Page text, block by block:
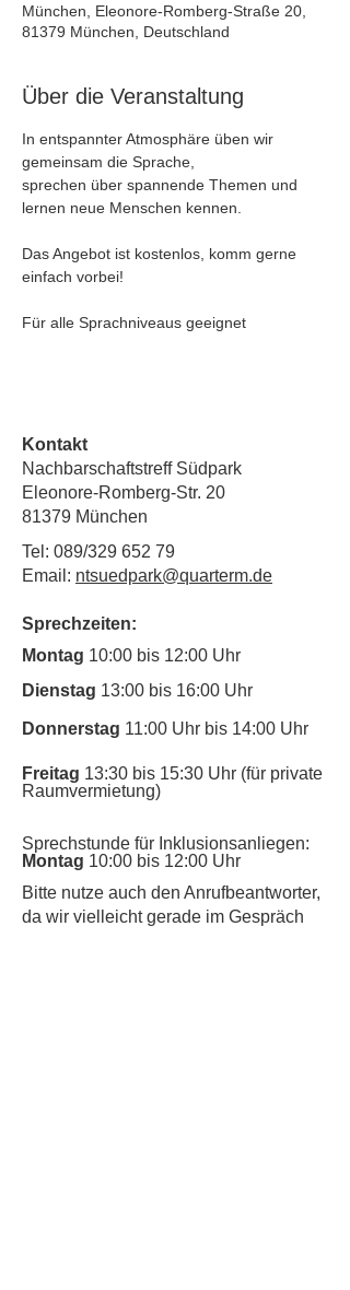
München, Eleonore-Romberg-Straße 20,
81379 München, Deutschland
Über die Veranstaltung
In entspannter Atmosphäre üben wir
gemeinsam die Sprache,
sprechen über spannende Themen und
lernen neue Menschen kennen.
Das Angebot ist kostenlos, komm gerne
einfach vorbei!
Für alle Sprachniveaus geeignet
Kontakt
Nachbarschaftstreff Südpark
Eleonore-Romberg-Str. 20
81379 München
Tel: 089/329 652 79
Email: ntsuedpark@quarterm.de
Sprechzeiten:
Montag 10:00 bis 12:00 Uhr
Dienstag 13:00 bis 16:00 Uhr
Donnerstag 11:00 Uhr bis 14:00 Uhr
Freitag 13:30 bis 15:30 Uhr (für private
Raumvermietung)
Sprechstunde für Inklusionsanliegen:
Montag 10:00 bis 12:00 Uhr
​Bitte nutze auch den Anrufbeantworter,
da wir vielleicht gerade im Gespräch